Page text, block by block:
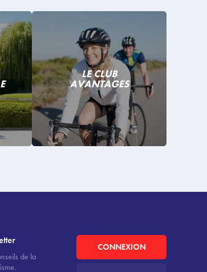
LE CLUB
AVANTAGES
de la
CONNEXION